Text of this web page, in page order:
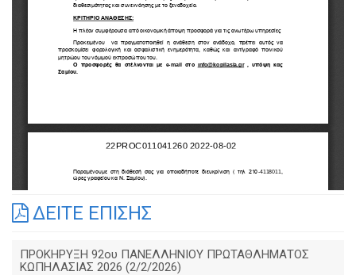
ΔΕΙΤΕ ΕΠΙΣΗΣ
ΠΡΟΚΗΡΥΞΗ 92ου ΠΑΝΕΛΛΗΝΙΟΥ ΠΡΩΤΑΘΛΗΜΑΤΟΣ
ΚΩΠΗΛΑΣΙΑΣ 2026 (2/2/2026)